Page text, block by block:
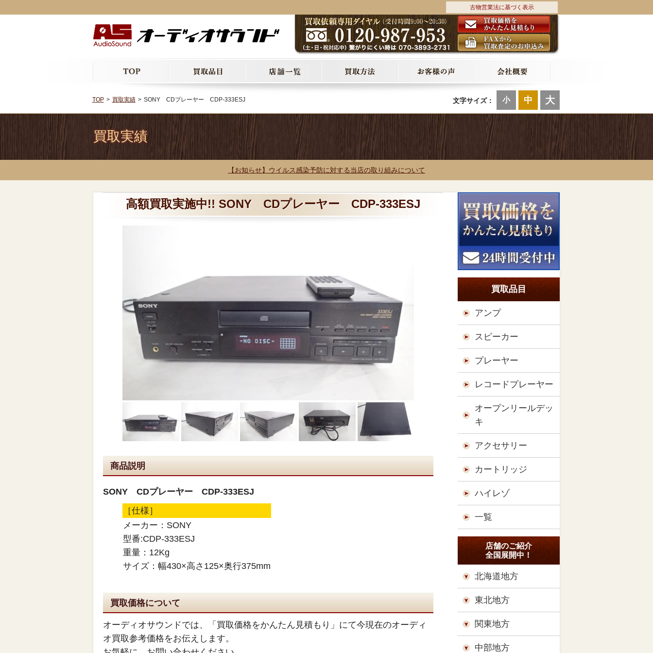
古物営業法に基づく表示
文字サイズ： 小 中 大
TOP 買取実績 SONY CDプレーヤー CDP-333ESJ
買取実績
【お知らせ】ウイルス感染予防に対する当店の取り組みについて
高額買取実施中!! SONY CDプレーヤー CDP-333ESJ
商品説明
SONY CDプレーヤー CDP-333ESJ
［仕様］
メーカー：SONY
型番:CDP-333ESJ
重量：12Kg
サイズ：幅430×高さ125×奥行375mm
買取価格について
オーディオサウンドでは、「買取価格をかんたん見積もり」にて今現在のオーディ
オ買取参考価格をお伝えします。
買取品目
アンプ
スピーカー
プレーヤー
レコードプレーヤー
オープンリールデッ
キ
アクセサリー
カートリッジ
ハイレゾ
一覧
店舗のご紹介
全国展開中！
北海道地方
東北地方
関東地方
中部地方